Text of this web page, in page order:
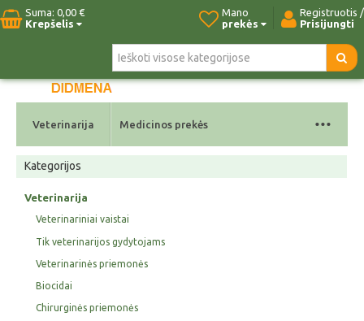
Suma: 0,00 €
Krepšelis
Registruotis /
Prisijungti
Mano
prekės
Pradžia Naujos prekės Kontaktai
Veterinarija Medicinos prekės ...
Kategorijos
Veterinarija
Veterinariniai vaistai
Tik veterinarijos gydytojams
Veterinarinės priemonės
Biocidai
Chirurginės priemonės